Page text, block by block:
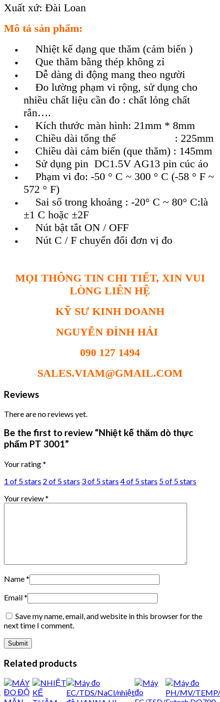
Xuất xứ: Đài Loan
Mô tả sản phẩm:
Nhiệt kế dạng que thăm (cảm biến )
Que thăm bằng thép không zỉ
Dễ dàng di động mang theo người
Đo lường phạm vi rộng, sử dụng cho
nhiều chất liệu cần đo : chất lỏng chất
rắn….
Kích thước màn hình: 21mm * 8mm
Chiều dài tổng thể : 225mm
Chiều dài cảm biến (que thăm) : 145mm
Sử dụng pin DC1.5V AG13 pin cúc áo
Phạm vi đo: -50 ° C ~ 300 ° C (-58 ° F ~
572 ° F)
Sai số trong khoảng : -20° C ~ 80° C:là
±1 C hoặc ±2F
Nút bật tắt ON / OFF
Nút C / F chuyển đổi đơn vị đo
MỌI THÔNG TIN CHI TIẾT, XIN VUI
LÒNG LIÊN HỆ
KỸ SƯ KINH DOANH
NGUYỄN ĐÌNH HẢI
090 127 1494
SALES.VIAM@GMAIL.COM
Reviews
There are no reviews yet.
Be the first to review “Nhiệt kế thăm dò thực
phẩm PT 3001”
Your rating*
1 of 5 stars 2 of 5 stars 3 of 5 stars 4 of 5 stars 5 of 5 stars
Your review*
Name*
Email*
Save my name, email, and website in this browser for the
next time I comment.
Related products